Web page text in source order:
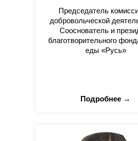
Председатель
добровольческой
Сооснователь и
благотворительного
еды «Русь»
Подробнее →